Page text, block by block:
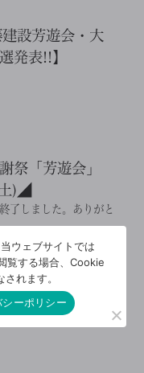
設芳遊会・大
発表!!】
祭「芳遊会」
)◢
了しました。ありがと
ウェブサイトでは
覧する場合、Cookie
れます。
ーポリシー